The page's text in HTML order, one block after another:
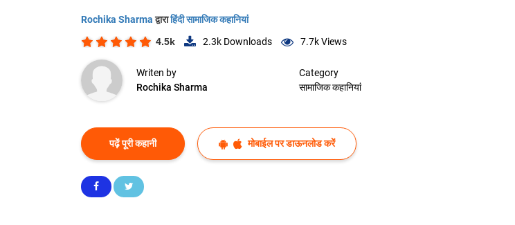
Rochika Sharmaद्वाराहिंदी सामाजिक कहानियां
4.5k 2.3k Downloads 7.7kViews
Writen by
Rochika Sharma
Category
सामाजिक कहानियां
पढ़ें पूरी कहानी मोबाईल पर डाऊनलोड करें